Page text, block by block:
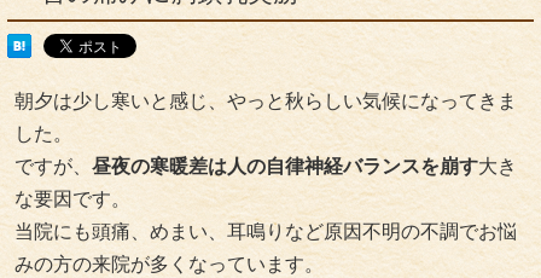
朝夕は少し寒いと感じ、やっと秋らしい気候になってきま
した。
ですが、 昼夜の寒暖差は人の自律神経バランスを崩す大き
な要因です。
当院にも頭痛、めまい、耳鳴りなど原因不明の不調でお悩
みの方の来院が多くなっています。